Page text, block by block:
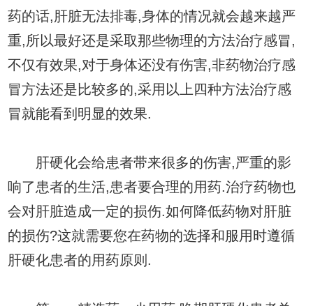
药的话,肝脏无法排毒,身体的情况就会越来越严
重,所以最好还是采取那些物理的方法治疗感冒,
不仅有效果,对于身体还没有伤害,非药物治疗感
冒方法还是比较多的,采用以上四种方法治疗感
冒就能看到明显的效果.
肝硬化会给患者带来很多的伤害,严重的影
响了患者的生活,患者要合理的用药.治疗药物也
会对肝脏造成一定的损伤.如何降低药物对肝脏
的损伤?这就需要您在药物的选择和服用时遵循
肝硬化患者的用药原则.